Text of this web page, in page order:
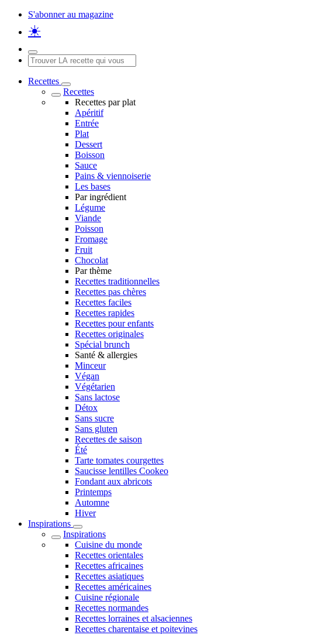
S'abonner au magazine
☀️
Recettes
Recettes
Recettes par plat
Apéritif
Entrée
Plat
Dessert
Boisson
Sauce
Pains & viennoiserie
Les bases
Par ingrédient
Légume
Viande
Poisson
Fromage
Fruit
Chocolat
Par thème
Recettes traditionnelles
Recettes pas chères
Recettes faciles
Recettes rapides
Recettes pour enfants
Recettes originales
Spécial brunch
Santé & allergies
Minceur
Végan
Végétarien
Sans lactose
Détox
Sans sucre
Sans gluten
Recettes de saison
Été
Tarte tomates courgettes
Saucisse lentilles Cookeo
Fondant aux abricots
Printemps
Automne
Hiver
Inspirations
Inspirations
Cuisine du monde
Recettes orientales
Recettes africaines
Recettes asiatiques
Recettes américaines
Cuisine régionale
Recettes normandes
Recettes lorraines et alsaciennes
Recettes charentaise et poitevines